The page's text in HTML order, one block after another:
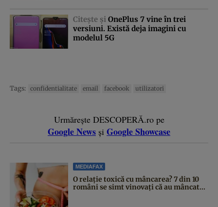
Citeşte şi OnePlus 7 vine în trei
versiuni. Există deja imagini cu
modelul 5G
Tags: confidentialitate email facebook utilizatori
Urmărește DESCOPERĂ.ro pe
Google News și Google Showcase
MEDIAFAX
O relație toxică cu mâncarea? 7 din 10
români se simt vinovați că au mâncat...